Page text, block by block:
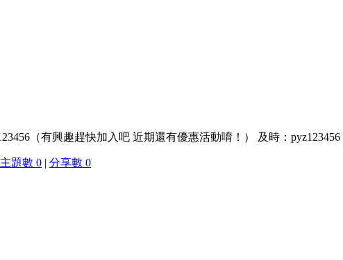
（有興趣趕快加入吧 近期還有優惠活動唷！） 及時：
主題數 0 | 分享數 0